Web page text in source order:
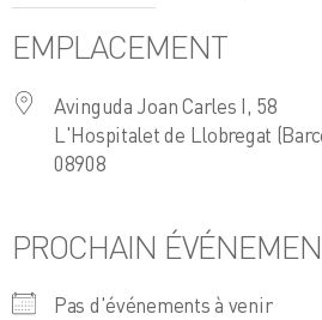
EMPLACEMENT
Avinguda Joan Carles I, 58
L'Hospitalet de Llobregat
08908
PROCHAIN
Pas d'événements à venir